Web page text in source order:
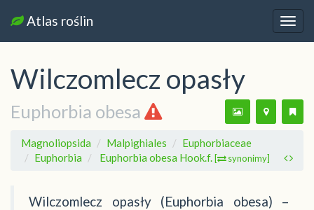
Atlas roślin
Wilczomlecz opasły
Euphorbia obesa
Magnoliopsida Malpighiales
Euphorbiaceae
Euphorbia
Euphorbia obesa Hook.f. [ synonimy]
Wilczomlecz opasły (Euphorbia obesa) –